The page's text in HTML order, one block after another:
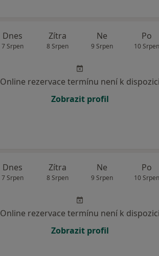
Dnes
7 Srpen
Zítra
8 Srpen
Ne
9 Srpen
Po
10 Srpen
Online rezervace termínu není k dispozici
Zobrazit profil
Dnes
7 Srpen
Zítra
8 Srpen
Ne
9 Srpen
Po
10 Srpen
Online rezervace termínu není k dispozici
Zobrazit profil